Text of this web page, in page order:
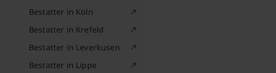
Bestatter in Köln
Bestatter in Krefeld
Bestatter in Leverkusen
Bestatter in Lippe